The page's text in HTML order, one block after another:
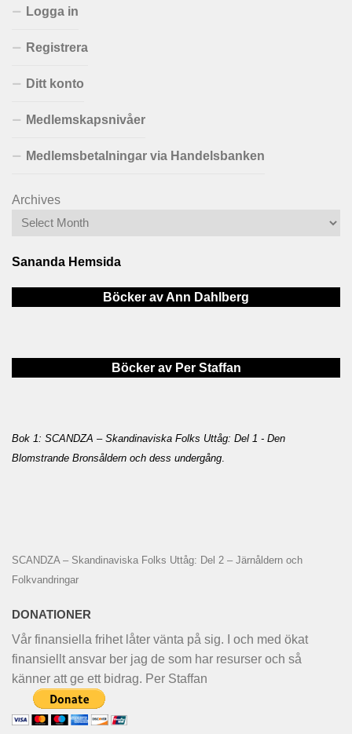
Logga in
Registrera
Ditt konto
Medlemskapsnivåer
Medlemsbetalningar via Handelsbanken
Archives
Sananda Hemsida
Böcker av Ann Dahlberg
Böcker av Per Staffan
Bok 1: SCANDZA – Skandinaviska Folks Uttåg: Del 1 - Den
Blomstrande Bronsåldern och dess undergång.
SCANDZA – Skandinaviska Folks Uttåg: Del 2 – Järnåldern och
Folkvandringar
DONATIONER
Vår finansiella frihet låter vänta på sig. I och med ökat
finansiellt ansvar ber jag de som har resurser och så
känner att ge ett bidrag. Per Staffan